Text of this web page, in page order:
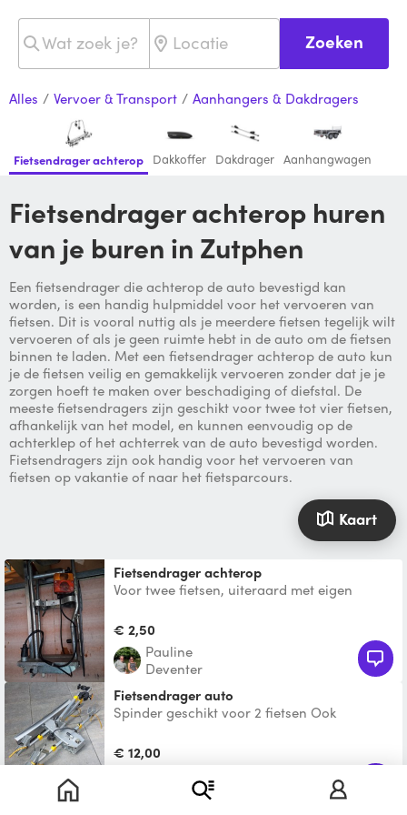
Zoeken
Alles / Vervoer & Transport / Aanhangers & Dakdragers
Fietsendrager achterop Dakkoffer Dakdrager Aanhangwagen
Fietsendrager achterop huren
van je buren in Zutphen
Een fietsendrager die achterop de auto bevestigd kan
worden, is een handig hulpmiddel voor het vervoeren van
fietsen. Dit is vooral nuttig als je meerdere fietsen tegelijk wilt
vervoeren of als je geen ruimte hebt in de auto om de fietsen
binnen te laden. Met een fietsendrager achterop de auto kun
je de fietsen veilig en gemakkelijk vervoeren zonder dat je je
zorgen hoeft te maken over beschadiging of diefstal. De
meeste fietsendragers zijn geschikt voor twee tot vier fietsen,
afhankelijk van het model, en kunnen eenvoudig op de
achterklep of het achterrek van de auto bevestigd worden.
Fietsendragers zijn ook handig voor het vervoeren van
fietsen op vakantie of naar het fietsparcours.
Kaart
Fietsendrager achterop
Voor twee fietsen, uiteraard met eigen
kwetsbaar.
€ 2,50
Pauline
Deventer
Fietsendrager auto
Spinder geschikt voor 2 fietsen Ook
verloopstekker
€ 12,00
Klarenbeek